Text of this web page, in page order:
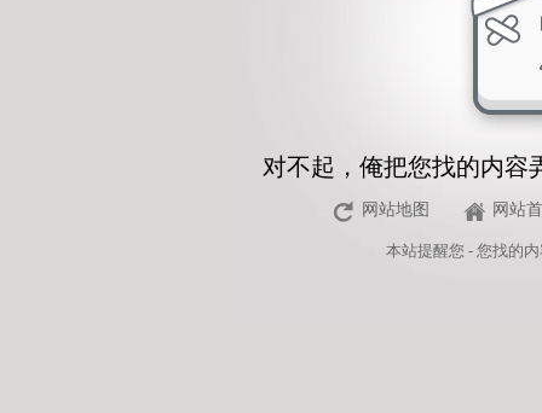
对不起，俺把您找的内容
网站地图 网站
本站提醒您 - 您找的